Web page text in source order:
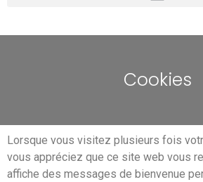
Cookies
Lorsque vous visitez plusieurs fois
vous appréciez que ce site web vous
affiche des messages de bienvenue